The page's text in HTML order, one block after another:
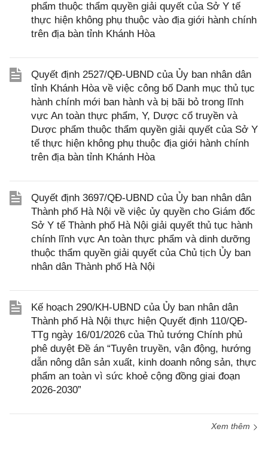
phẩm thuộc thẩm quyền giải quyết của Sở Y tế
thực hiện không phụ thuộc vào địa giới hành chính
trên địa bàn tỉnh Khánh Hòa
Quyết định 2527/QĐ-UBND của Ủy ban nhân dân
tỉnh Khánh Hòa về việc công bố Danh mục thủ tục
hành chính mới ban hành và bị bãi bỏ trong lĩnh
vực An toàn thực phẩm, Y, Dược cổ truyền và
Dược phẩm thuộc thẩm quyền giải quyết của Sở Y
tế thực hiện không phụ thuộc địa giới hành chính
trên địa bàn tỉnh Khánh Hòa
Quyết định 3697/QĐ-UBND của Ủy ban nhân dân
Thành phố Hà Nội về việc ủy quyền cho Giám đốc
Sở Y tế Thành phố Hà Nội giải quyết thủ tục hành
chính lĩnh vực An toàn thực phẩm và dinh dưỡng
thuộc thẩm quyền giải quyết của Chủ tịch Ủy ban
nhân dân Thành phố Hà Nội
Kế hoạch 290/KH-UBND của Ủy ban nhân dân
Thành phố Hà Nội thực hiện Quyết định 110/QĐ-
TTg ngày 16/01/2026 của Thủ tướng Chính phủ
phê duyệt Đề án “Tuyên truyền, vận động, hướng
dẫn nông dân sản xuất, kinh doanh nông sản, thực
phẩm an toàn vì sức khoẻ cộng đồng giai đoạn
2026-2030”
Xem thêm